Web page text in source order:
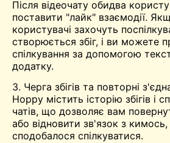
Після відеочату обидва
поставити "лайк" взаємодії.
користувачі захочуть
створюється збіг, і ви можете
спілкування за допомогою
додатку.
3. Черга збігів та повторні
Hoppy містить історію збігів і
чатів, що дозволяє вам
або відновити зв'язок з
сподобалося спілкуватися.